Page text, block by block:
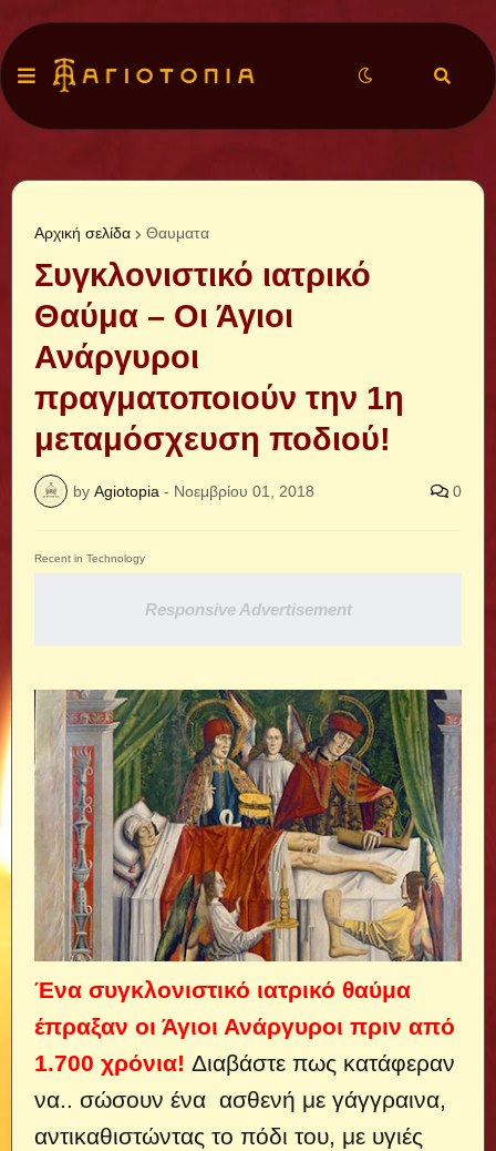
Αρχική σελίδα Θαυματα
Συγκλονιστικό ιατρικό
Θαύμα – Οι Άγιοι
Ανάργυροι
πραγματοποιούν την 1η
μεταμόσχευση ποδιού!
by Agiotopia - Νοεμβρίου 01, 2018 0
Recent in Technology
Responsive Advertisement
Ένα συγκλονιστικό ιατρικό θαύμα
έπραξαν οι Άγιοι Ανάργυροι πριν από
1.700 χρόνια! Διαβάστε πως κατάφεραν
να.. σώσουν ένα ασθενή με γάγγραινα,
αντικαθιστώντας το πόδι του, με υγιές